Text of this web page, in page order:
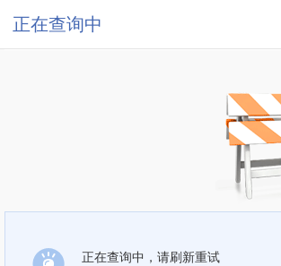
正在查询中
正在查询中，请刷新重试